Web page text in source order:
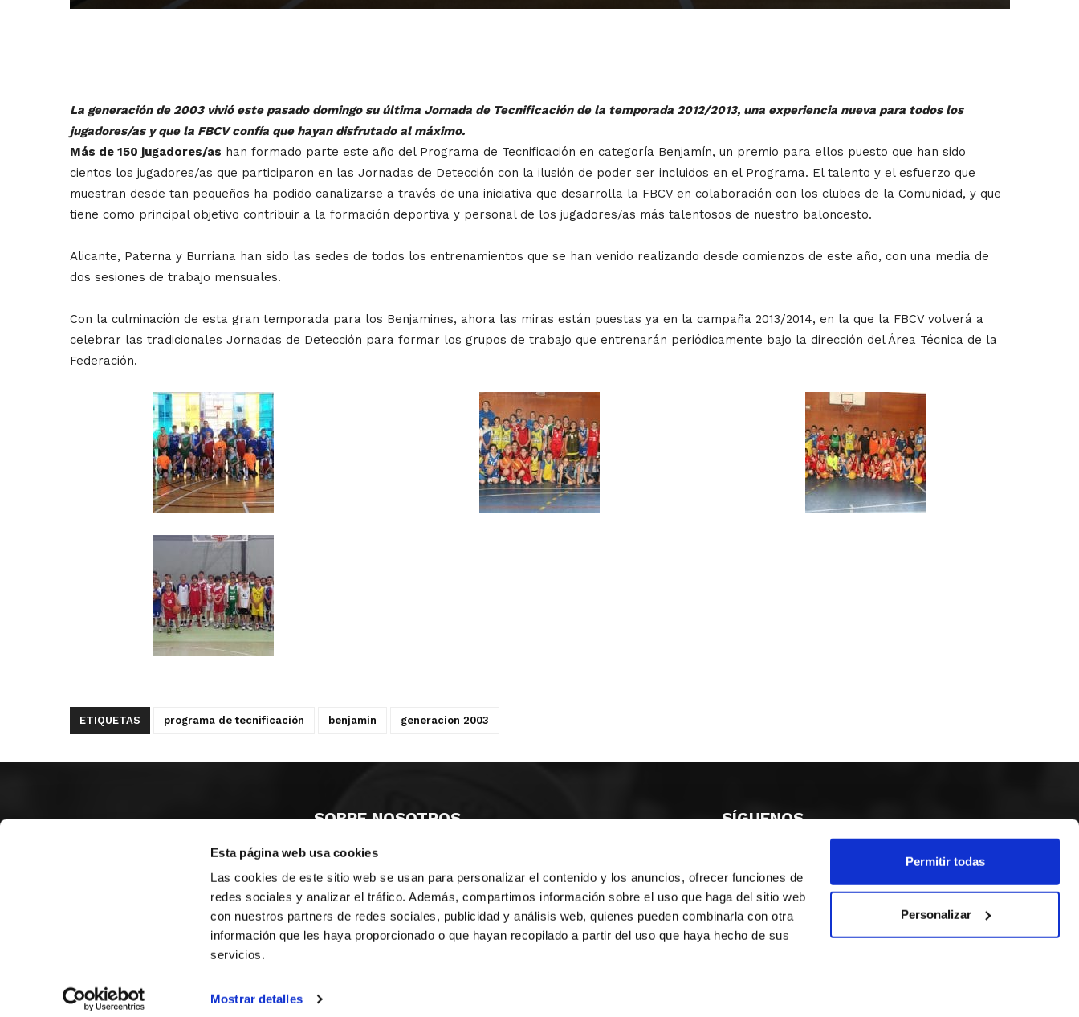
Esta página web usa cookies
Las cookies de este sitio web se usan para personalizar el contenido y los anuncios, ofrecer funciones de
redes sociales y analizar el tráfico. Además, compartimos información sobre el uso que haga del sitio web
con nuestros partners de redes sociales, publicidad y análisis web, quienes pueden combinarla con otra
información que les haya proporcionado o que hayan recopilado a partir del uso que haya hecho de sus
servicios.
Mostrar detalles
Permitir todas
Personalizar
La generación de 2003 vivió este pasado domingo su última Jornada de Tecnificación de la temporada 2012/2013, una experiencia nueva para todos los
jugadores/as y que la FBCV confía que hayan disfrutado al máximo.
Más de 150 jugadores/as han formado parte este año del Programa de Tecnificación en categoría Benjamín, un premio para ellos puesto que han sido
cientos los jugadores/as que participaron en las Jornadas de Detección con la ilusión de poder ser incluidos en el Programa. El talento y el esfuerzo que
muestran desde tan pequeños ha podido canalizarse a través de una iniciativa que desarrolla la FBCV en colaboración con los clubes de la Comunidad, y que
tiene como principal objetivo contribuir a la formación deportiva y personal de los jugadores/as más talentosos de nuestro baloncesto.
Alicante, Paterna y Burriana han sido las sedes de todos los entrenamientos que se han venido realizando desde comienzos de este año, con una media de
dos sesiones de trabajo mensuales.
Con la culminación de esta gran temporada para los Benjamines, ahora las miras están puestas ya en la campaña 2013/2014, en la que la FBCV volverá a
celebrar las tradicionales Jornadas de Detección para formar los grupos de trabajo que entrenarán periódicamente bajo la dirección del Área Técnica de la
Federación.
ETIQUETAS programa de tecnificación benjamin generacion 2003
SOBRE NOSOTROS
CASTELLON
VALENCIA
MONESTIR DE POBLET 14 1ª 3º
ALICANTE
CIUDAD DE MATANZAS 12
fbcv@fbcv.es
SÍGUENOS
© FEDERACIÓN BALONCESTO COMUNIDAD VALENCIANA